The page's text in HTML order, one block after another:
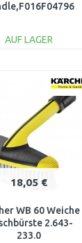
AUF LAGER
Vergleichen
18,05 €
WB 60 Weiche
2.643-
233.0